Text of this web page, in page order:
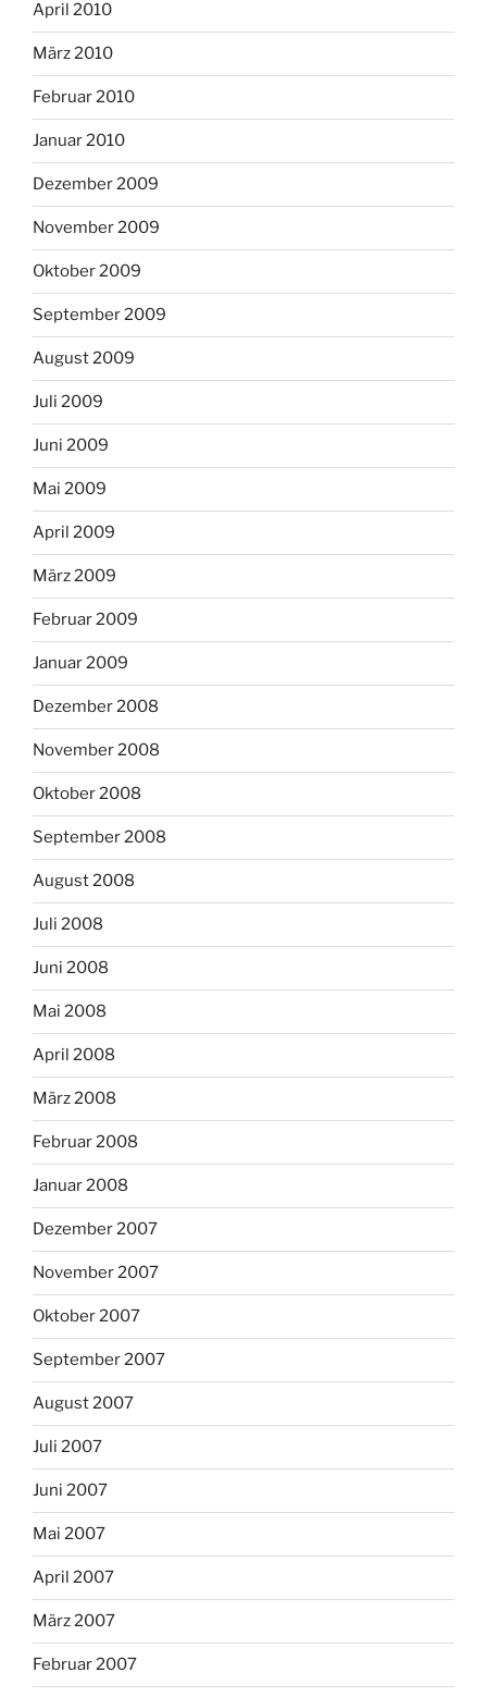
April 2010
März 2010
Februar 2010
Januar 2010
Dezember 2009
November 2009
Oktober 2009
September 2009
August 2009
Juli 2009
Juni 2009
Mai 2009
April 2009
März 2009
Februar 2009
Januar 2009
Dezember 2008
November 2008
Oktober 2008
September 2008
August 2008
Juli 2008
Juni 2008
Mai 2008
April 2008
März 2008
Februar 2008
Januar 2008
Dezember 2007
November 2007
Oktober 2007
September 2007
August 2007
Juli 2007
Juni 2007
Mai 2007
April 2007
März 2007
Februar 2007